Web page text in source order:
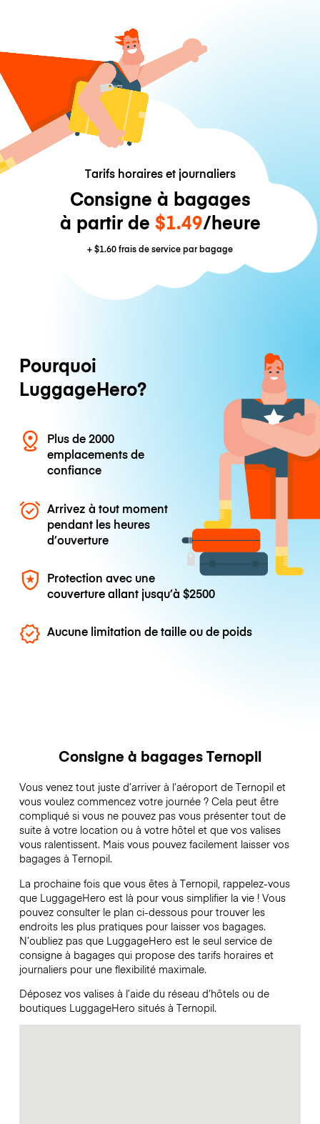
Tarifs horaires et journaliers
Consigne à bagages
à partir de $1.49/heure
+$1.60frais de service par bagage
Pourquoi
LuggageHero?
Plus de 2000
emplacements de
confiance
Arrivez à tout moment
pendant les heures
d’ouverture
Protection avec une
couverture allant jusqu’à$2500
Aucune limitation de taille ou de poids
Consigne à bagages Ternopil
Vous venez tout juste d’arriver à l’aéroport de Ternopil et
vous voulez commencez votre journée ? Cela peut être
compliqué si vous ne pouvez pas vous présenter tout de
suite à votre location ou à votre hôtel et que vos valises
vous ralentissent. Mais vous pouvez facilement laisser vos
bagages à Ternopil.
La prochaine fois que vous êtes à Ternopil, rappelez-vous
que LuggageHero est là pour vous simplifier la vie ! Vous
pouvez consulter le plan ci-dessous pour trouver les
endroits les plus pratiques pour laisser vos bagages.
N’oubliez pas que LuggageHero est le seul service de
consigne à bagages qui propose des tarifs horaires et
journaliers pour une flexibilité maximale.
Déposez vos valises à l’aide du réseau d’hôtels ou de
boutiques LuggageHero situés à Ternopil.